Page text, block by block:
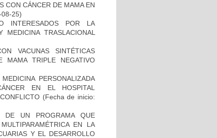
CON CÁNCER DE MAMA EN
25)
INTERESADOS POR LA
TRASLACIONAL
VACUNAS SINTÉTICAS
MAMA TRIPLE NEGATIVO
PERSONALIZADA
EN EL HOSPITAL
(Fecha de inicio:
DE UN PROGRAMA QUE
EN LA
Y EL DESARROLLO